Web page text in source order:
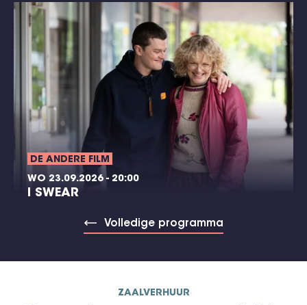
DE ANDERE FILM
WO 23.09.2026 - 20:00
I SWEAR
Volledige programma
ZAALVERHUUR